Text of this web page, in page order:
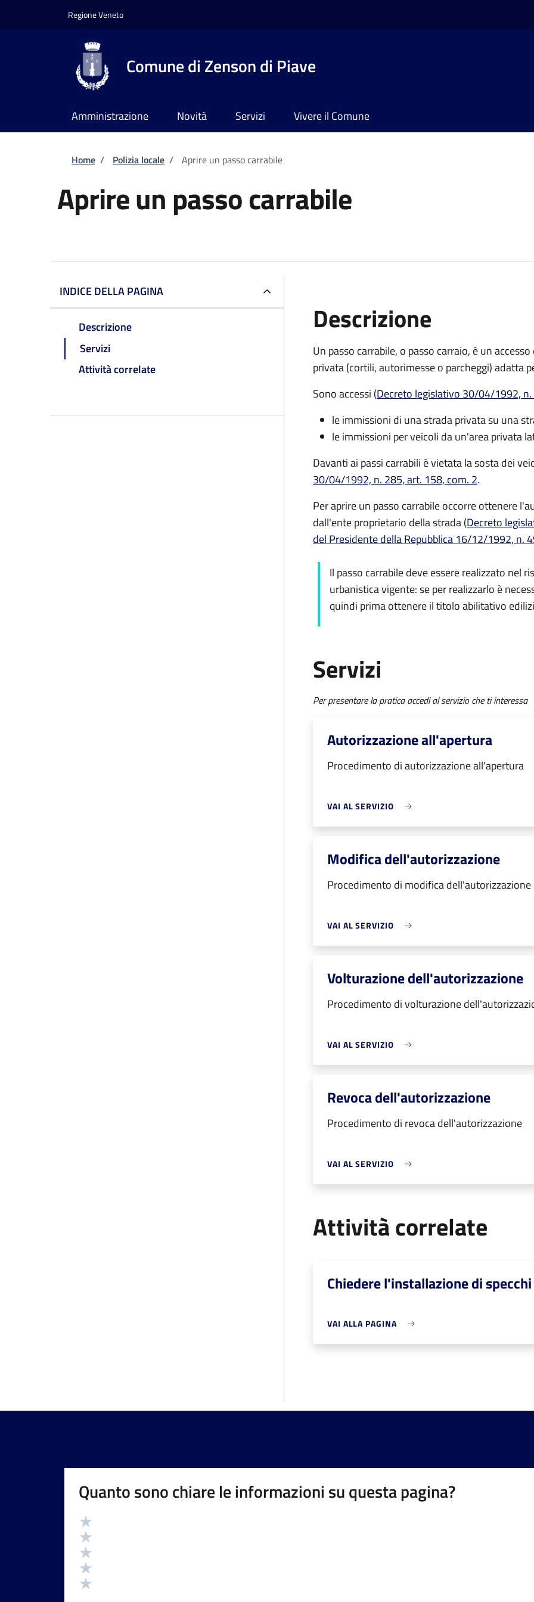
Regione Veneto
Comune di Zenson di Piave
Amministrazione Novità Servizi Vivere il Comune
Briciole di pane
Home / Polizia locale / Aprire un passo carrabile
Aprire un passo carrabile
INDICE DELLA PAGINA
Descrizione
Servizi
Attività correlate
Descrizione
Un passo carrabile, o passo carraio, è un
privata (cortili, autorimesse o parcheggi) adatta
Sono accessi (Decreto legislativo 30/04/1992,
le immissioni di una strada privata su una
le immissioni per veicoli da un'area privata
Davanti ai passi carrabili è vietata la sosta dei
30/04/1992, n. 285, art. 158, com. 2.
Per aprire un passo carrabile occorre ottenere
dall'ente proprietario della strada (Decreto
del Presidente della Repubblica 16/12/1992, n.
Il passo carrabile deve essere realizzato nel
urbanistica vigente: se per realizzarlo è
quindi prima ottenere il titolo abilitativo
Servizi
Per presentare la pratica accedi al servizio che ti interessa
Autorizzazione all'apertura
Procedimento di autorizzazione all'apertura
VAI AL SERVIZIO
Modifica dell'autorizzazione
Procedimento di modifica dell'autorizzazione
VAI AL SERVIZIO
Volturazione dell'autorizzazione
Procedimento di volturazione
VAI AL SERVIZIO
Revoca dell'autorizzazione
Procedimento di revoca dell'autorizzazione
VAI AL SERVIZIO
Attività correlate
Chiedere l'installazione di
VAI ALLA PAGINA
Quanto sono chiare le informazioni su questa pagina?
Valutazione